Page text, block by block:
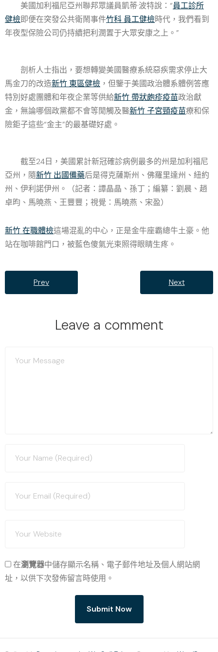
美國加利福尼亞州聯邦眾議員凱蒂·波特說：“員工診所
健檢即便在突發公共衛鬧事件竹科 員工健檢時代，我們看到
年夜型保險公司仍持續把利潤置于大眾安康之上。”
剖析人士指出，要想轉變美國醫療系統惡疾需求停止大
馬金刀的改造新竹 東區健檢 ，但鑒于美國政治體系體例答應
特別好處團體和年夜企業等供給新竹 帶狀皰疹疫苗政治獻
金，無論哪個政黨都不會等閒觸及醫新竹 子宮頸疫苗療和保
險鉅子這些“金主”的最基礎好處。
截至24日，美國累計新冠確診病例最多的州是加利福尼
亞州，隨新竹 出國備藥后是得克薩斯州、佛羅里達州、紐約
州、伊利諾伊州。（記者：譚晶晶、孫丁；編纂：劉晨、趙
卓昀、馬曉燕、王豐豐；視覺：馬曉燕、宋盈）
新竹 在職體檢這場混亂的中心，正是金牛座霸總牛土豪。他
站在咖啡館門口，被藍色傻氣光束照得眼睛生疼。
Prev Next
Leave a comment
在瀏覽器中儲存顯示名稱、電子郵件地址及個人網站網
址，以供下次發佈留言時使用。